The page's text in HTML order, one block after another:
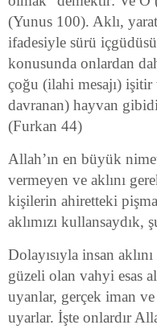
(Yunus 100). Aklı,
ifadesiyle sürü
konusunda onlardan
çoğu (ilahi mesajı)
davranan) hayvan
(Furkan 44)
Allah’ın en büyük
vermeyen ve aklını
kişilerin ahiretteki
aklımızı kullansaydık,
Dolayısıyla insan
güzeli olan vahyi esas
uyanlar, gerçek iman
uyarlar. İşte onlardır